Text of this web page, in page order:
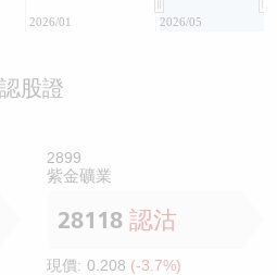
2026/01 2026/05
股證
2899
紫金礦業
28118 認沽
現價: 0.208 (-3.7%)